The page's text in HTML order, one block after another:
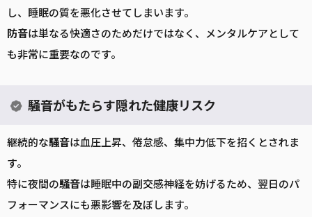
し、睡眠の質を悪化させてしまいます。
防音は単なる快適さのためだけではなく、メンタルケアとして
も非常に重要なのです。
騒音がもたらす隠れた健康リスク
継続的な騒音は血圧上昇、倦怠感、集中力低下を招くとされま
す。
特に夜間の騒音は睡眠中の副交感神経を妨げるため、翌日のパ
フォーマンスにも悪影響を及ぼします。